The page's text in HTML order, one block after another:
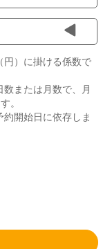
円）に掛ける係数で
または月数で、月
。
開始日に依存しま